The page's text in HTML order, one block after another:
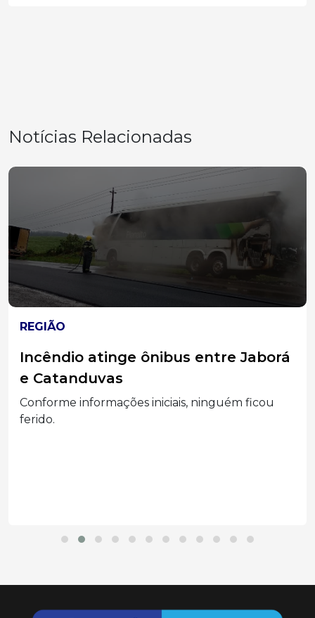
Notícias Relacionadas
REGIÃO
Incêndio atinge ônibus entre Jaborá
e Catanduvas
Conforme informações iniciais, ninguém ficou
ferido.